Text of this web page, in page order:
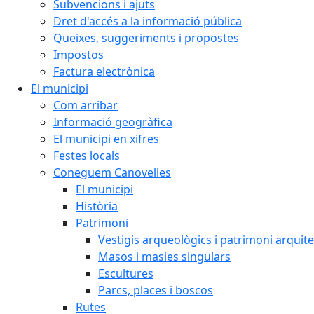
Subvencions i ajuts
Dret d'accés a la informació pública
Queixes, suggeriments i propostes
Impostos
Factura electrònica
El municipi
Com arribar
Informació geogràfica
El municipi en xifres
Festes locals
Coneguem Canovelles
El municipi
Història
Patrimoni
Vestigis arqueològics i patrimoni
Masos i masies singulars
Escultures
Parcs, places i boscos
Rutes